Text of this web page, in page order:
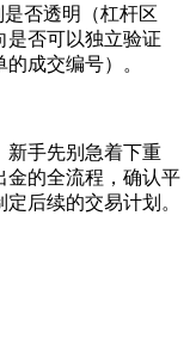
否透明（杠杆区
是否可以独立验证
成交编号）。
新手先别急着下重
金的全流程，确认平
后续的交易计划。